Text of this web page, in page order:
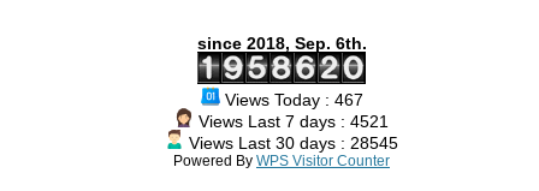
since 2018, Sep. 6th.
Views Today : 467
Views Last 7 days : 4521
Views Last 30 days : 28545
Powered By WPS Visitor Counter